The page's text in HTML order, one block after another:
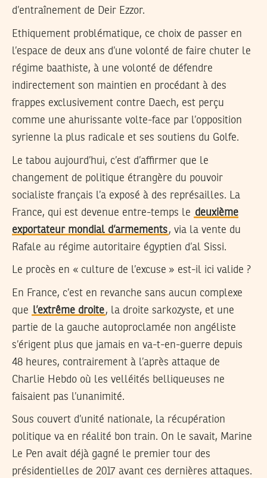
d’entraînement de Deir Ezzor.
Ethiquement problématique, ce choix de passer en
l’espace de deux ans d’une volonté de faire chuter le
régime baathiste, à une volonté de défendre
indirectement son maintien en procédant à des
frappes exclusivement contre Daech, est perçu
comme une ahurissante volte-face par l’opposition
syrienne la plus radicale et ses soutiens du Golfe.
Le tabou aujourd’hui, c’est d’affirmer que le
changement de politique étrangère du pouvoir
socialiste français l’a exposé à des représailles. La
France, qui est devenue entre-temps le deuxième
exportateur mondial d’armements, via la vente du
Rafale au régime autoritaire égyptien d’al Sissi.
Le procès en « culture de l’excuse » est-il ici valide ?
En France, c’est en revanche sans aucun complexe
que l’extrême droite, la droite sarkozyste, et une
partie de la gauche autoproclamée non angéliste
s’érigent plus que jamais en va-t-en-guerre depuis
48 heures, contrairement à l’après attaque de
Charlie Hebdo où les velléités belliqueuses ne
faisaient pas l’unanimité.
Sous couvert d’unité nationale, la récupération
politique va en réalité bon train. On le savait, Marine
Le Pen avait déjà gagné le premier tour des
présidentielles de 2017 avant ces dernières attaques.